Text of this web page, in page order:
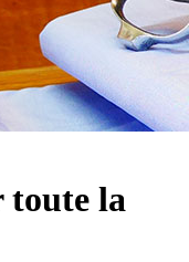
toute la